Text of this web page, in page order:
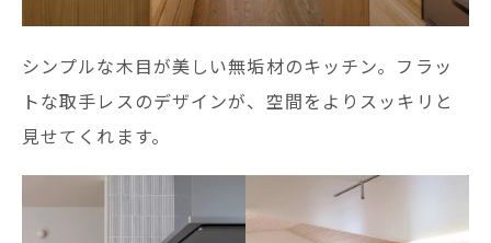
シンプルな木目が美しい無垢材のキッチン。フラッ
トな取手レスのデザインが、空間をよりスッキリと
見せてくれます。